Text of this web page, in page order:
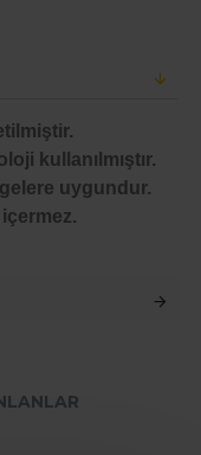
kullanılmıştır.
uygundur.